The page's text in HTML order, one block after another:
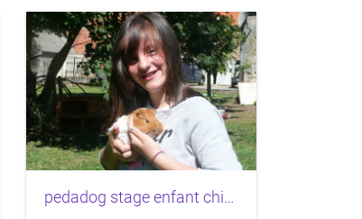
pedadog stage enfant chien 20150710104257